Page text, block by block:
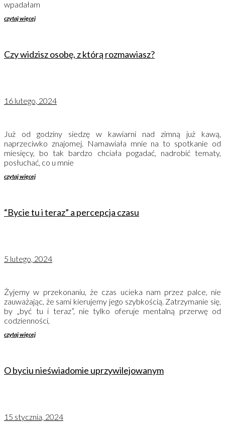
wpadałam
czytaj więcej
Czy widzisz osobę, z którą rozmawiasz?
16 lutego, 2024
Już od godziny siedzę w kawiarni nad zimną już kawą,
naprzeciwko znajomej. Namawiała mnie na to spotkanie od
miesięcy, bo tak bardzo chciała pogadać, nadrobić tematy,
posłuchać, co u mnie
czytaj więcej
“Bycie tu i teraz” a percepcja czasu
5 lutego, 2024
Żyjemy w przekonaniu, że czas ucieka nam przez palce, nie
zauważając, że sami kierujemy jego szybkością. Zatrzymanie się,
by „być tu i teraz”, nie tylko oferuje mentalną przerwę od
codzienności,
czytaj więcej
O byciu nieświadomie uprzywilejowanym
15 stycznia, 2024